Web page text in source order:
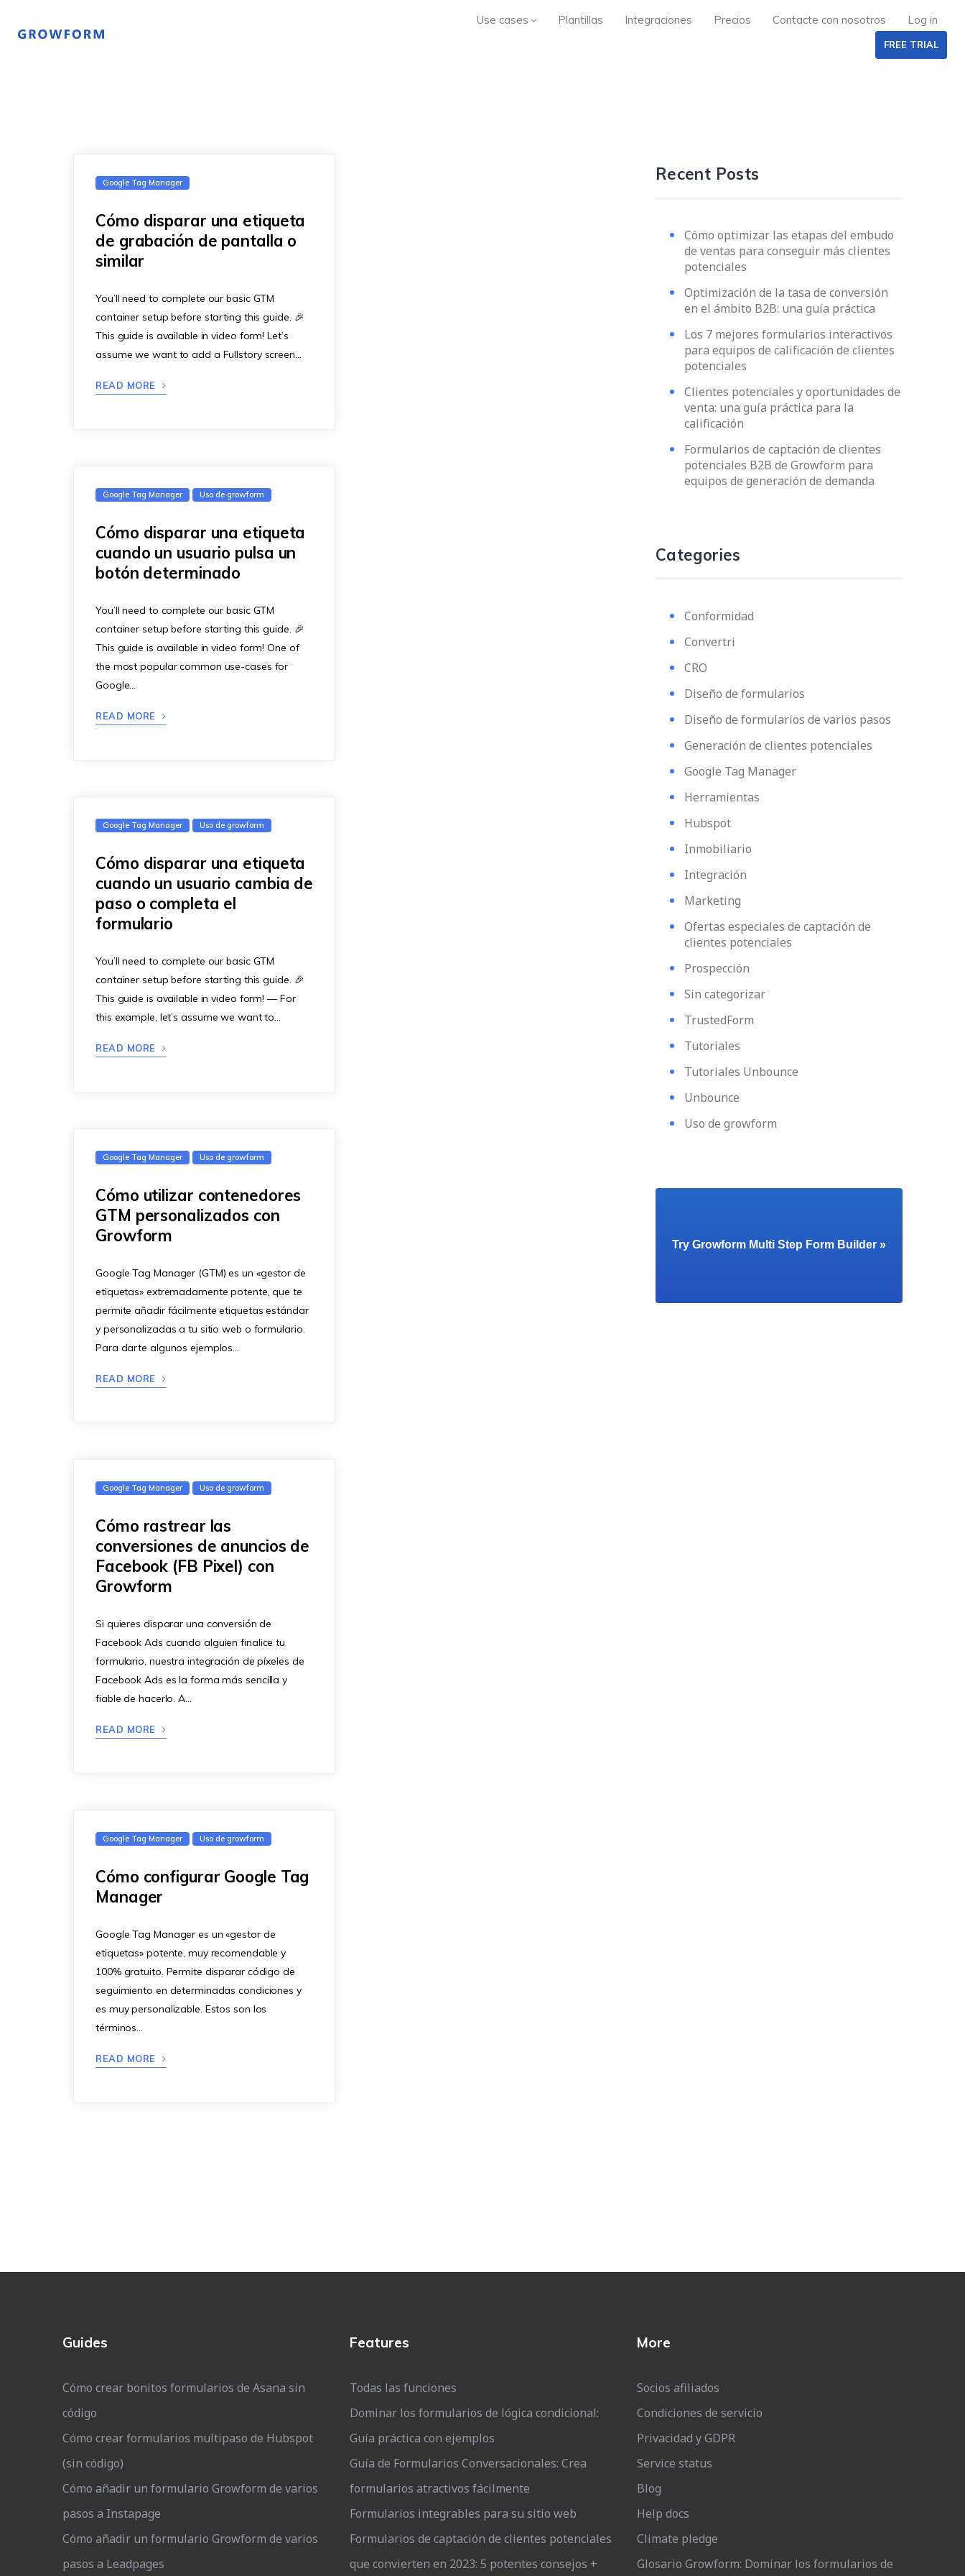
Use cases Plantillas Integraciones Precios Contacte con nosotros Log in
FREE TRIAL
Google Tag Manager
Cómo disparar una etiqueta
de grabación de pantalla o
similar
You’ll need to complete our basic GTM
container setup before starting this guide. 🎉
This guide is available in video form! Let’s
assume we want to add a Fullstory screen…
READ MORE
Google Tag Manager Uso de growform
Cómo disparar una etiqueta
cuando un usuario pulsa un
botón determinado
You’ll need to complete our basic GTM
container setup before starting this guide. 🎉
This guide is available in video form! One of
the most popular common use-cases for
Google…
READ MORE
Google Tag Manager Uso de growform
Cómo disparar una etiqueta
cuando un usuario cambia de
paso o completa el
formulario
You’ll need to complete our basic GTM
container setup before starting this guide. 🎉
This guide is available in video form! — For
this example, let’s assume we want to…
READ MORE
Google Tag Manager Uso de growform
Cómo utilizar contenedores
GTM personalizados con
Growform
Google Tag Manager (GTM) es un «gestor de
etiquetas» extremadamente potente, que te
permite añadir fácilmente etiquetas estándar
y personalizadas a tu sitio web o formulario.
Para darte algunos ejemplos…
READ MORE
Google Tag Manager Uso de growform
Cómo rastrear las
conversiones de anuncios de
Facebook (FB Pixel) con
Growform
Si quieres disparar una conversión de
Facebook Ads cuando alguien finalice tu
formulario, nuestra integración de píxeles de
Facebook Ads es la forma más sencilla y
fiable de hacerlo. A…
READ MORE
Google Tag Manager Uso de growform
Cómo configurar Google Tag
Manager
Google Tag Manager es un «gestor de
etiquetas» potente, muy recomendable y
100% gratuito. Permite disparar código de
seguimiento en determinadas condiciones y
es muy personalizable. Estos son los
términos…
READ MORE
Recent Posts
Cómo optimizar las etapas del embudo
de ventas para conseguir más clientes
potenciales
Optimización de la tasa de conversión
en el ámbito B2B: una guía práctica
Los 7 mejores formularios interactivos
para equipos de calificación de clientes
potenciales
Clientes potenciales y oportunidades de
venta: una guía práctica para la
calificación
Formularios de captación de clientes
potenciales B2B de Growform para
equipos de generación de demanda
Categories
Conformidad
Convertri
CRO
Diseño de formularios
Diseño de formularios de varios pasos
Generación de clientes potenciales
Google Tag Manager
Herramientas
Hubspot
Inmobiliario
Integración
Marketing
Ofertas especiales de captación de
clientes potenciales
Prospección
Sin categorizar
TrustedForm
Tutoriales
Tutoriales Unbounce
Unbounce
Uso de growform
Try Growform Multi Step Form Builder »
Guides
Cómo crear bonitos formularios de Asana sin
código
Cómo crear formularios multipaso de Hubspot
(sin código)
Cómo añadir un formulario Growform de varios
pasos a Instapage
Cómo añadir un formulario Growform de varios
pasos a Leadpages
Features
Todas las funciones
Dominar los formularios de lógica condicional:
Guía práctica con ejemplos
Guía de Formularios Conversacionales: Crea
formularios atractivos fácilmente
Formularios integrables para su sitio web
Formularios de captación de clientes potenciales
que convierten en 2023: 5 potentes consejos +
More
Socios afiliados
Condiciones de servicio
Privacidad y GDPR
Service status
Blog
Help docs
Climate pledge
Glosario Growform: Dominar los formularios de